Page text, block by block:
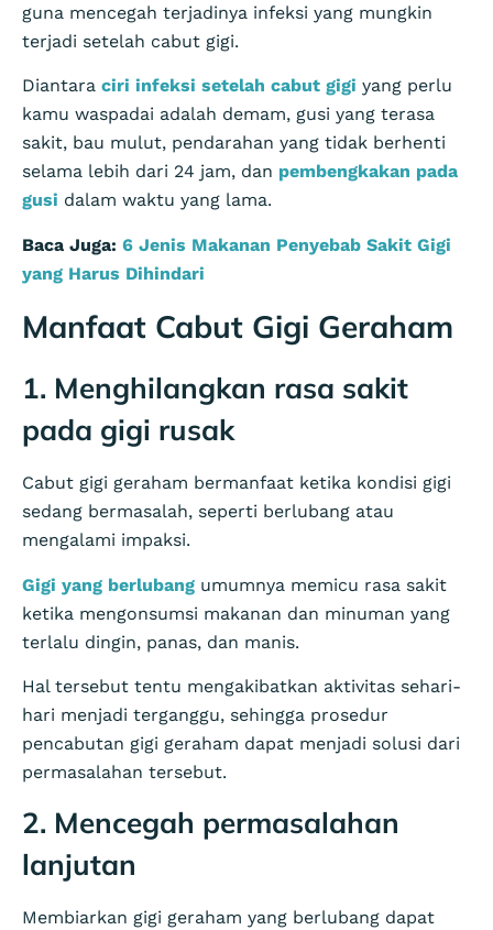
guna mencegah terjadinya infeksi yang mungkin
terjadi setelah cabut gigi.
Diantara ciri infeksi setelah cabut gigi yang perlu
kamu waspadai adalah demam, gusi yang terasa
sakit, bau mulut, pendarahan yang tidak berhenti
selama lebih dari 24 jam, dan pembengkakan pada
gusi dalam waktu yang lama.
Baca Juga: 6 Jenis Makanan Penyebab Sakit Gigi
yang Harus Dihindari
Manfaat Cabut Gigi Geraham
1. Menghilangkan rasa sakit
pada gigi rusak
Cabut gigi geraham bermanfaat ketika kondisi gigi
sedang bermasalah, seperti berlubang atau
mengalami impaksi.
Gigi yang berlubang umumnya memicu rasa sakit
ketika mengonsumsi makanan dan minuman yang
terlalu dingin, panas, dan manis.
Hal tersebut tentu mengakibatkan aktivitas sehari-
hari menjadi terganggu, sehingga prosedur
pencabutan gigi geraham dapat menjadi solusi dari
permasalahan tersebut.
2. Mencegah permasalahan
lanjutan
Membiarkan gigi geraham yang berlubang dapat